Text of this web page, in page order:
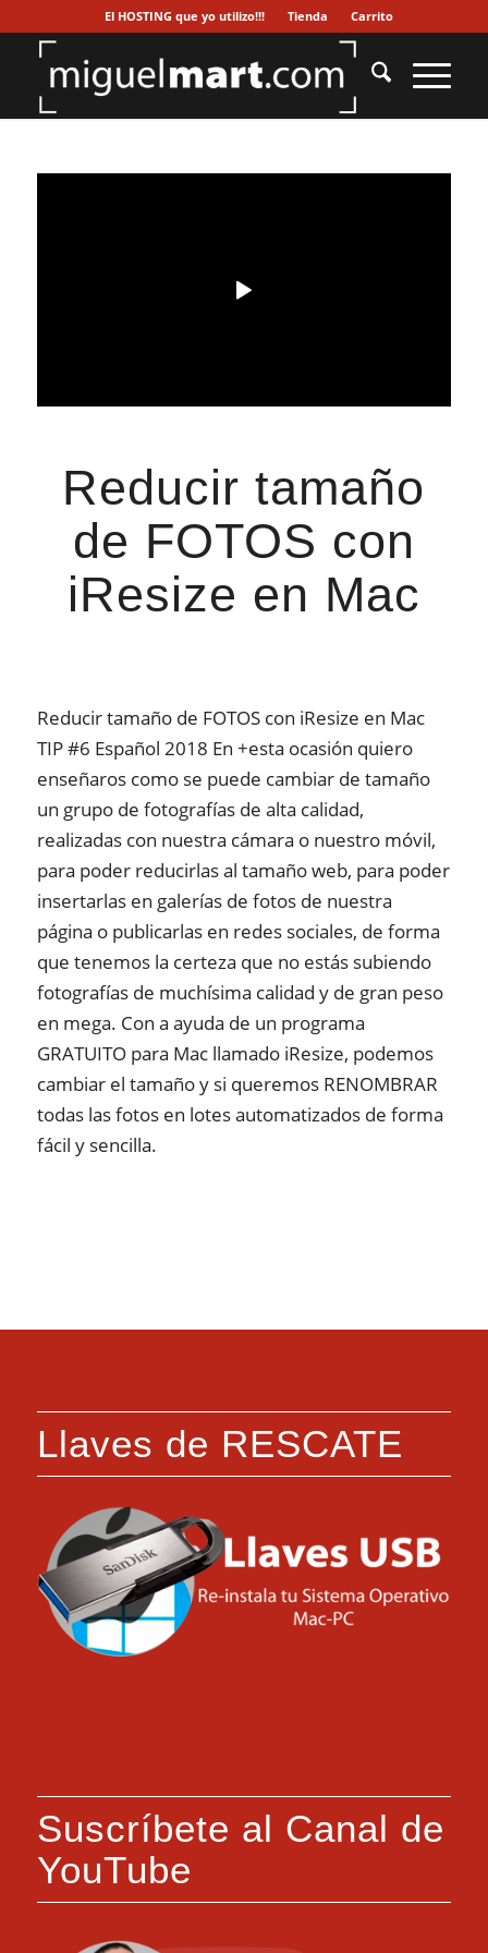
El HOSTING que yo utilizo!!! Tienda Carrito
Reducir tamaño
de FOTOS con
iResize en Mac
Reducir tamaño de FOTOS con iResize en Mac
TIP #6 Español 2018 En +esta ocasión quiero
enseñaros como se puede cambiar de tamaño
un grupo de fotografías de alta calidad,
realizadas con nuestra cámara o nuestro móvil,
para poder reducirlas al tamaño web, para poder
insertarlas en galerías de fotos de nuestra
página o publicarlas en redes sociales, de forma
que tenemos la certeza que no estás subiendo
fotografías de muchísima calidad y de gran peso
en mega. Con a ayuda de un programa
GRATUITO para Mac llamado iResize, podemos
cambiar el tamaño y si queremos RENOMBRAR
todas las fotos en lotes automatizados de forma
fácil y sencilla.
Llaves de RESCATE
Suscríbete al Canal de
YouTube